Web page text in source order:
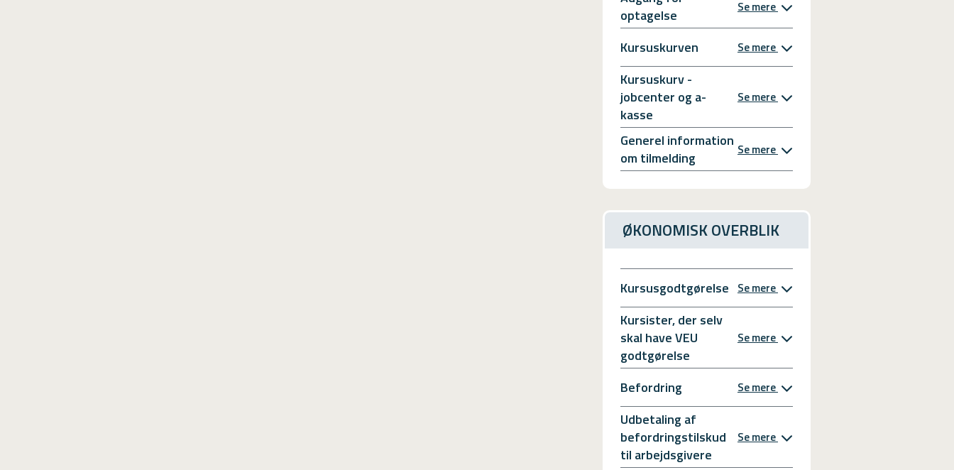
optagelse
Se mere
Kursuskurven Se mere
Kursuskurv -
jobcenter og a-
kasse
Se mere
Generel information
om tilmelding
Se mere
ØKONOMISK OVERBLIK
Kursusgodtgørelse Se mere
Kursister, der selv
skal have VEU
godtgørelse
Se mere
Befordring Se mere
Udbetaling af
befordringstilskud
til arbejdsgivere
Se mere